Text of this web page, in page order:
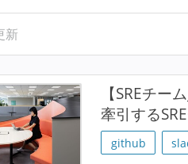
新
【SREチ
牽引する
github